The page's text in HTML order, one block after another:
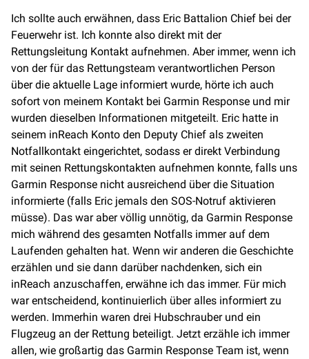
Ich sollte auch erwähnen, dass Eric Battalion Chief bei der
Feuerwehr ist. Ich konnte also direkt mit der
Rettungsleitung Kontakt aufnehmen. Aber immer, wenn ich
von der für das Rettungsteam verantwortlichen Person
über die aktuelle Lage informiert wurde, hörte ich auch
sofort von meinem Kontakt bei Garmin Response und mir
wurden dieselben Informationen mitgeteilt. Eric hatte in
seinem inReach Konto den Deputy Chief als zweiten
Notfallkontakt eingerichtet, sodass er direkt Verbindung
mit seinen Rettungskontakten aufnehmen konnte, falls uns
Garmin Response nicht ausreichend über die Situation
informierte (falls Eric jemals den SOS-Notruf aktivieren
müsse). Das war aber völlig unnötig, da Garmin Response
mich während des gesamten Notfalls immer auf dem
Laufenden gehalten hat. Wenn wir anderen die Geschichte
erzählen und sie dann darüber nachdenken, sich ein
inReach anzuschaffen, erwähne ich das immer. Für mich
war entscheidend, kontinuierlich über alles informiert zu
werden. Immerhin waren drei Hubschrauber und ein
Flugzeug an der Rettung beteiligt. Jetzt erzähle ich immer
allen, wie großartig das Garmin Response Team ist, wenn